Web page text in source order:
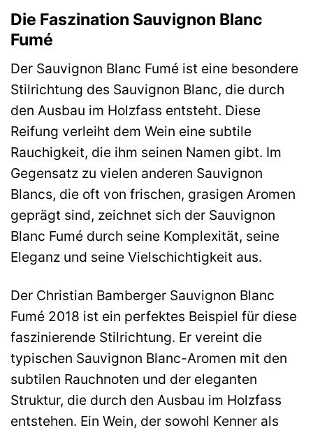
Die Faszination Sauvignon Blanc
Fumé
Der Sauvignon Blanc Fumé ist eine besondere
Stilrichtung des Sauvignon Blanc, die durch
den Ausbau im Holzfass entsteht. Diese
Reifung verleiht dem Wein eine subtile
Rauchigkeit, die ihm seinen Namen gibt. Im
Gegensatz zu vielen anderen Sauvignon
Blancs, die oft von frischen, grasigen Aromen
geprägt sind, zeichnet sich der Sauvignon
Blanc Fumé durch seine Komplexität, seine
Eleganz und seine Vielschichtigkeit aus.
Der Christian Bamberger Sauvignon Blanc
Fumé 2018 ist ein perfektes Beispiel für diese
faszinierende Stilrichtung. Er vereint die
typischen Sauvignon Blanc-Aromen mit den
subtilen Rauchnoten und der eleganten
Struktur, die durch den Ausbau im Holzfass
entstehen. Ein Wein, der sowohl Kenner als